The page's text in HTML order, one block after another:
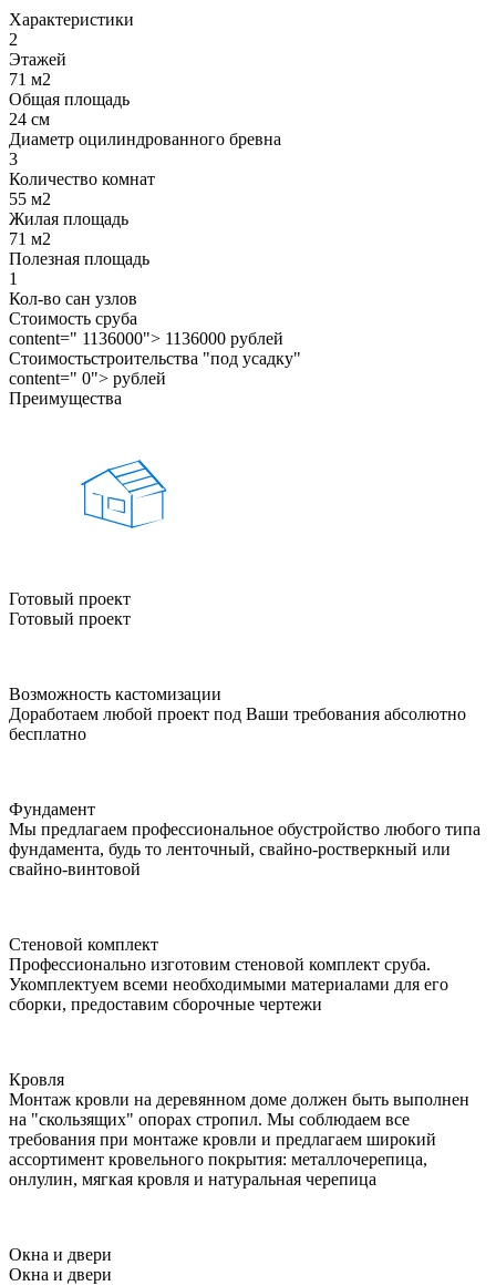
Характеристики
2
Этажей
71 м2
Общая площадь
24 см
Диаметр оцилиндрованного бревна
3
Количество комнат
55 м2
Жилая площадь
71 м2
Полезная площадь
1
Кол-во сан узлов
Стоимость сруба
content=" 1136000"> 1136000 рублей
Стоимостьстроительства "под усадку"
content=" 0"> рублей
Преимущества
Готовый проект
Готовый проект
Возможность кастомизации
Доработаем любой проект под Ваши требования абсолютно
бесплатно
Фундамент
Мы предлагаем профессиональное обустройство любого типа
фундамента, будь то ленточный, свайно-ростверкный или
свайно-винтовой
Стеновой комплект
Профессионально изготовим стеновой комплект сруба.
Укомплектуем всеми необходимыми материалами для его
сборки, предоставим сборочные чертежи
Кровля
Монтаж кровли на деревянном доме должен быть выполнен
на "скользящих" опорах стропил. Мы соблюдаем все
требования при монтаже кровли и предлагаем широкий
ассортимент кровельного покрытия: металлочерепица,
онлулин, мягкая кровля и натуральная черепица
Окна и двери
Окна и двери